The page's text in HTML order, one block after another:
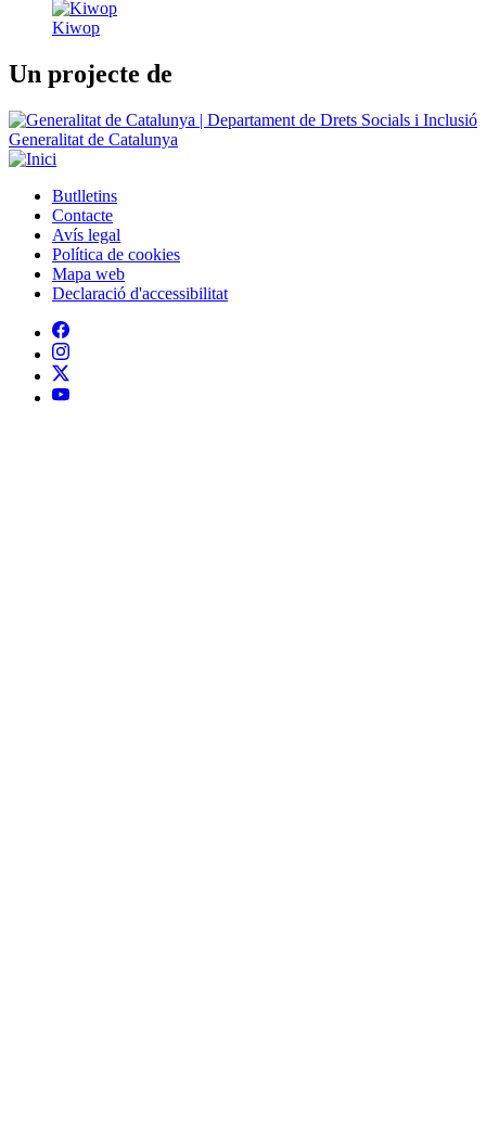
Kiwop
Un projecte de
Generalitat de Catalunya
Peu
Butlletins
Contacte
Avís legal
Política de cookies
Mapa web
Declaració d'accessibilitat